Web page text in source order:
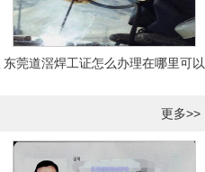
东莞道滘焊工证怎么办理在哪里可以
更多>>